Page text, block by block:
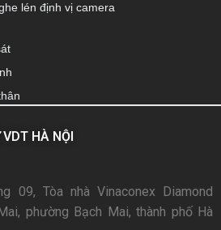
lén định vị camera
HÀ NỘI
09, Tòa nhà Vinaconex Diamond
phường Bạch Mai, thành phố Hà